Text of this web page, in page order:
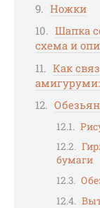
Ножки
Шапка
схема и
Как
бумаги